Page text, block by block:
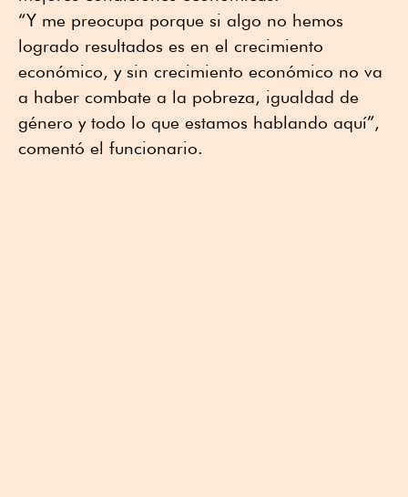
“Y me preocupa porque si algo no hemos
logrado resultados es en el crecimiento
económico, y sin crecimiento económico no va
a haber combate a la pobreza, igualdad de
género y todo lo que estamos hablando aquí”,
comentó el funcionario.